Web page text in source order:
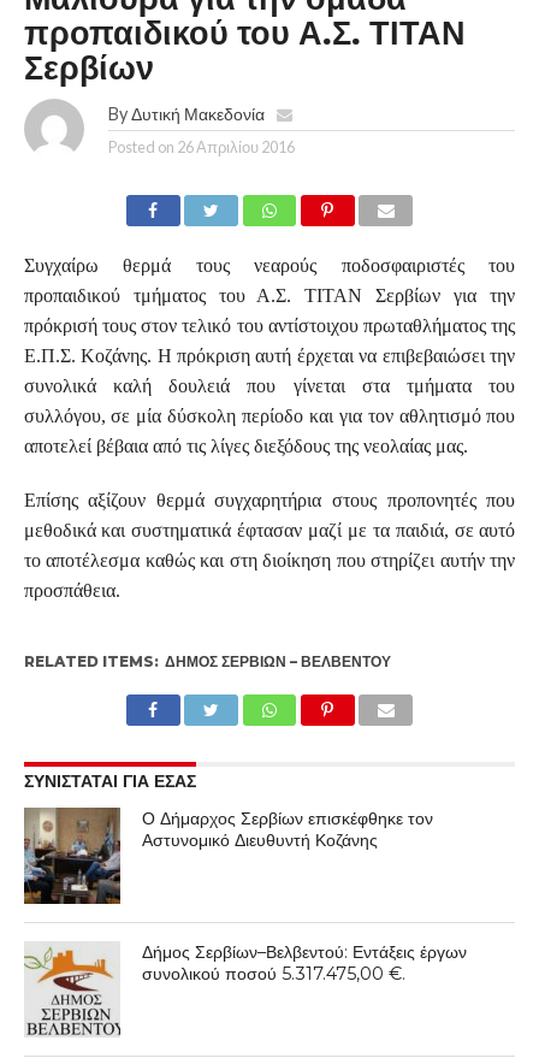
προπαιδικού του Α.Σ. ΤΙΤΑΝ
Σερβίων
By Δυτική Μακεδονία
Posted on 26 Απριλίου 2016
Συγχαίρω θερμά τους νεαρούς ποδοσφαιριστές του
προπαιδικού τμήματος του Α.Σ. ΤΙΤΑΝ Σερβίων για την
πρόκρισή τους στον τελικό του αντίστοιχου πρωταθλήματος της
Ε.Π.Σ. Κοζάνης. Η πρόκριση αυτή έρχεται να επιβεβαιώσει την
συνολικά καλή δουλειά που γίνεται στα τμήματα του
συλλόγου, σε μία δύσκολη περίοδο και για τον αθλητισμό που
αποτελεί βέβαια από τις λίγες διεξόδους της νεολαίας μας.
Επίσης αξίζουν θερμά συγχαρητήρια στους προπονητές που
μεθοδικά και συστηματικά έφτασαν μαζί με τα παιδιά, σε αυτό
το αποτέλεσμα καθώς και στη διοίκηση που στηρίζει αυτήν την
προσπάθεια.
RELATED ITEMS: ΔΉΜΟΣ ΣΕΡΒΊΩΝ – ΒΕΛΒΕΝΤΟΎ
ΣΥΝΙΣΤΑΤΑΙ ΓΙΑ ΕΣΑΣ
Ο Δήμαρχος Σερβίων επισκέφθηκε τον
Αστυνομικό Διευθυντή Κοζάνης
Δήμος Σερβίων–Βελβεντού: Εντάξεις έργων
συνολικού ποσού 5.317.475,00 €.